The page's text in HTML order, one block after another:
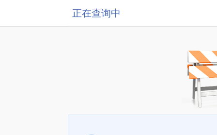
正在查询中